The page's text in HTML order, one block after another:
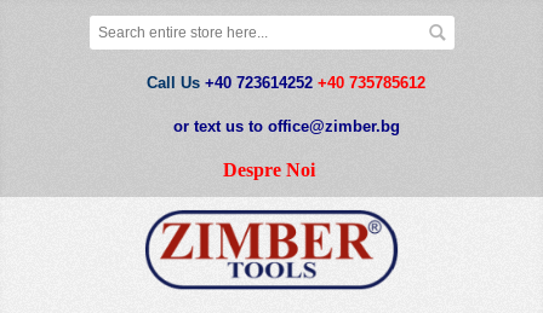
Call Us +40 723614252 +40 735785612
or text us to office@zimber.bg
Despre Noi